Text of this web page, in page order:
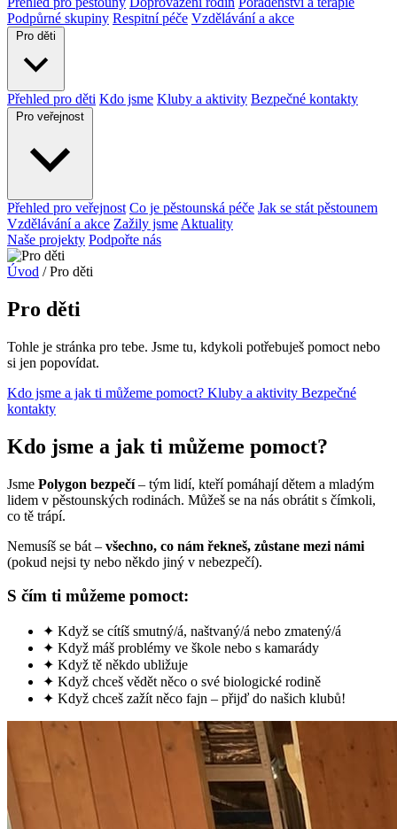
Podpůrné skupiny Respitní péče Vzdělávání a akce
Pro děti
Přehled pro děti Kdo jsme Kluby a aktivity Bezpečné kontakty
Pro veřejnost
Přehled pro veřejnost Co je pěstounská péče Jak se stát pěstounem
Vzdělávání a akce Zažily jsme Aktuality
Naše projekty Podpořte nás
Úvod / Pro děti
Pro děti
Tohle je stránka pro tebe. Jsme tu, kdykoli potřebuješ pomoct nebo
si jen popovídat.
Kdo jsme a jak ti můžeme pomoct? Kluby a aktivity Bezpečné
kontakty
Kdo jsme a jak ti můžeme pomoct?
Jsme Polygon bezpečí– tým lidí, kteří pomáhají dětem a mladým
lidem v pěstounských rodinách. Můžeš se na nás obrátit s čímkoli,
co tě trápí.
Nemusíš se bát – všechno, co nám řekneš, zůstane mezi námi
(pokud nejsi ty nebo někdo jiný v nebezpečí).
S čím ti můžeme pomoct:
✦ Když se cítíš smutný/á, naštvaný/á nebo zmatený/á
✦ Když máš problémy ve škole nebo s kamarády
✦ Když tě někdo ubližuje
✦ Když chceš vědět něco o své biologické rodině
✦ Když chceš zažít něco fajn – přijď do našich klubů!